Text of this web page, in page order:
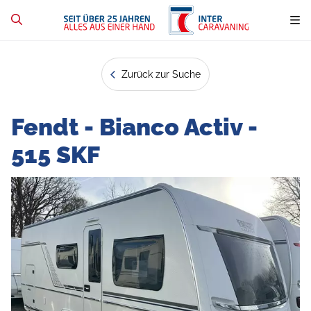
Zurück zur Suche
Fendt - Bianco Activ -
515 SKF